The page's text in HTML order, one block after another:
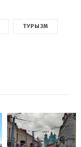
ТУРЫЗМ